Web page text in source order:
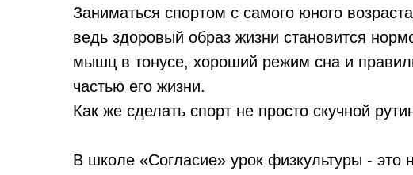
Заниматься спортом с самого юного
ведь здоровый образ жизни становится
мышц в тонусе, хороший режим сна и
частью его жизни.
Как же сделать спорт не просто скучной
В школе «Согласие» урок физкультуры - это